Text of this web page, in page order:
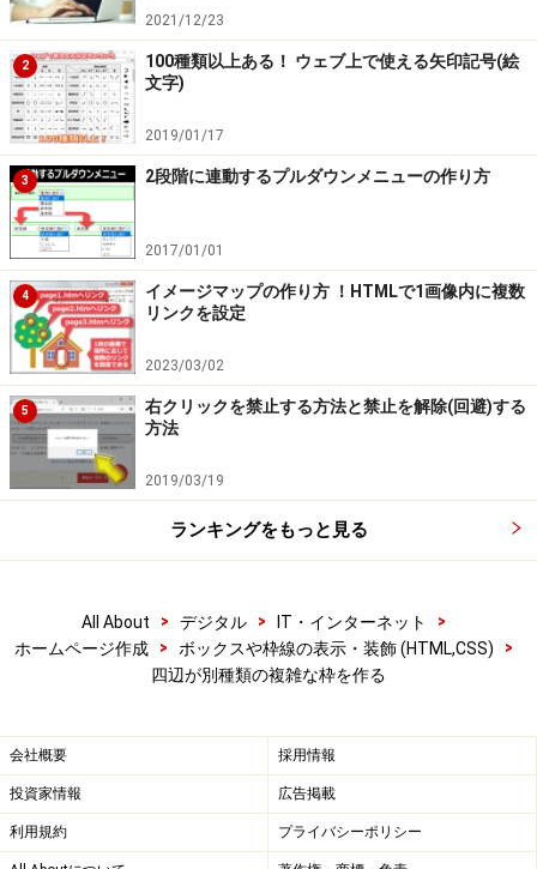
のように、2つの値だけを指定すると、上下・左右の値
として解釈されます。
見出しにたまに使われるスタイル
さらに、
border-width: 1px 4px 8px
だと、上・左右・下の値として解釈されます。
見出しに…あまり使われないスタイル
もちろん、
border-width: 3px
のように、1つしか値がなければ、前回ご紹介したとお
り、4辺全部がこの値になります。
なお、複数の値をまとめて指定する場合は、それぞれの
値の間には「半角スペース」だけが必要です。
カンマな
どを打ってしまわないように
線種・色もまとめて指定
に、上下左右のそれぞれについて、色・線種・太さを一
括して指定する方法もあります。
※記事内容は執筆時点のものです。最新の内容をご確認くださ
い。
※OSやアプリ、ソフトのバージョンによっては画面表示、操作方
法が異なる可能性があります。
2021/12/23
2
100種類以上ある！ ウェブ上で使える矢印記号(絵
文字)
2019/01/17
3 2段階に連動するプルダウンメニューの作り方
2017/01/01
4
イメージマップの作り方 ！HTMLで1画像内に複数
リンクを設定
2023/03/02
5
右クリックを禁止する方法と禁止を解除(回避)する
方法
2019/03/19
ランキングをもっと見る
All About > デジタル > IT・インターネット
>
ホームページ作成
> ボックスや枠線の表示・装飾 (HTML,CSS)
>
四辺が別種類の複雑な枠を作る
会社概要 採用情報
投資家情報 広告掲載
利用規約 プライバシーポリシー